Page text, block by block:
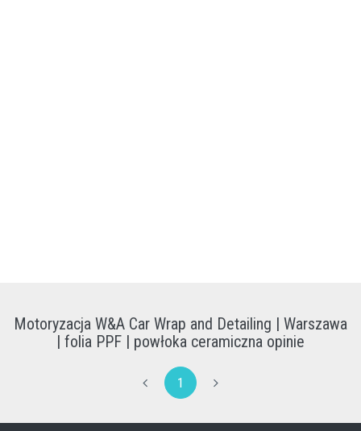
Motoryzacja W&A Car Wrap and Detailing | Warszawa
| folia PPF | powłoka ceramiczna opinie
1